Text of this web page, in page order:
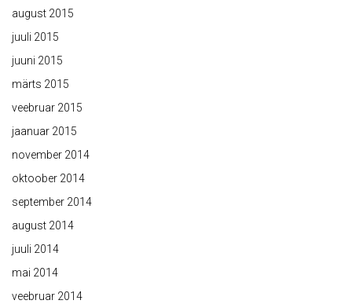
august 2015
juuli 2015
juuni 2015
märts 2015
veebruar 2015
jaanuar 2015
november 2014
oktoober 2014
september 2014
august 2014
juuli 2014
mai 2014
veebruar 2014